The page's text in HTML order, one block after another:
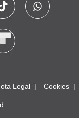
Legal Cookies